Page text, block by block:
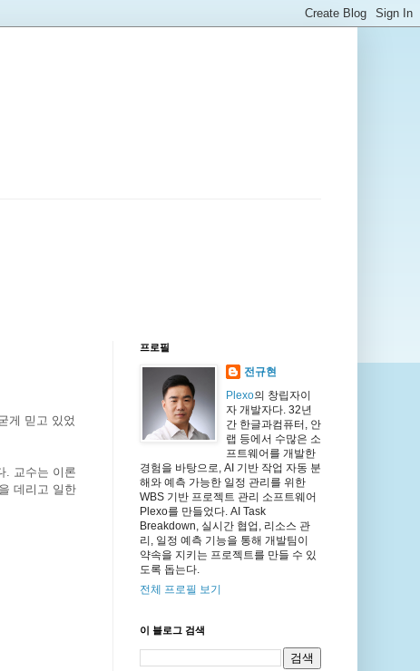
게 믿고 있었
. 교수는 이론
데리고 일한
프로필
전규현
Plexo의 창립자이
자 개발자다. 32년
간 한글과컴퓨터, 안
랩 등에서 수많은 소
프트웨어를 개발한
경험을 바탕으로, AI 기반 작업 자동 분
해와 예측 가능한 일정 관리를 위한
WBS 기반 프로젝트 관리 소프트웨어
Plexo를 만들었다. AI Task
Breakdown, 실시간 협업, 리소스 관
리, 일정 예측 기능을 통해 개발팀이
약속을 지키는 프로젝트를 만들 수 있
도록 돕는다.
전체 프로필 보기
이 블로그 검색